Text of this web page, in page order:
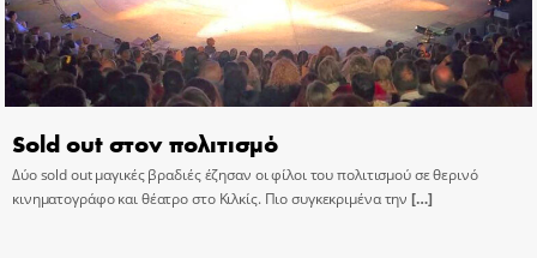
Sold out στον πολιτισμό
Δύο sold out μαγικές βραδιές έζησαν οι φίλοι του πολιτισμού σε θερινό
κινηματογράφο και θέατρο στο Κιλκίς. Πιο συγκεκριμένα την […]